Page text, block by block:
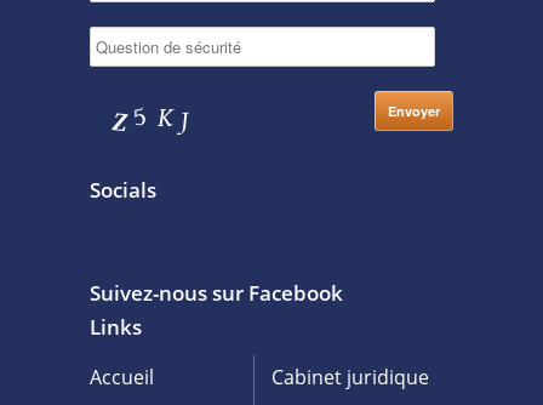
Socials
Suivez-nous sur Facebook
Links
Accueil
Cabinet juridique